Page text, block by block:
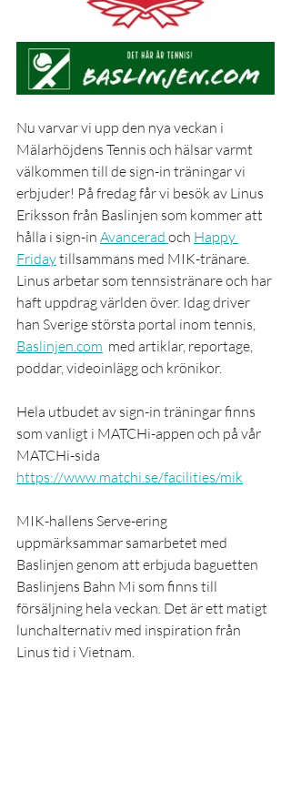
Nu varvar vi upp den nya veckan i
Mälarhöjdens Tennis och hälsar varmt
välkommen till de sign-in träningar vi
erbjuder! På fredag får vi besök av Linus
Eriksson från Baslinjen som kommer att
hålla i sign-in Avancerad och Happy
Friday tillsammans med MIK-tränare.
Linus arbetar som tennsistränare och har
haft uppdrag världen över. Idag driver
han Sverige största portal inom tennis,
Baslinjen.com
  med artiklar, reportage,
poddar, videoinlägg och krönikor.
Hela utbudet av sign-in träningar finns
som vanligt i MATCHi-appen och på vår
MATCHi-sida
https://www.matchi.se/facilities/mik
MIK-hallens Serve-ering
uppmärksammar samarbetet med
Baslinjen genom att erbjuda baguetten
Baslinjens Bahn Mi som finns till
försäljning hela veckan. Det är ett matigt
lunchalternativ med inspiration från
Linus tid i Vietnam.